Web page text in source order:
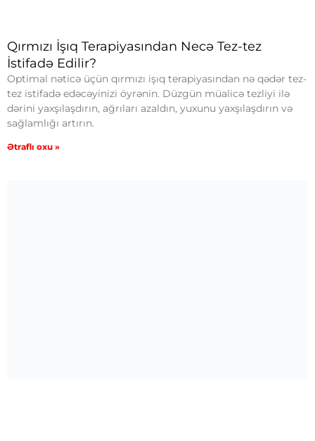
Qırmızı İşıq Terapiyasından Necə Tez-tez
İstifadə Edilir?
Optimal nəticə üçün qırmızı işıq terapiyasından nə qədər tez-
tez istifadə edəcəyinizi öyrənin. Düzgün müalicə tezliyi ilə
dərini yaxşılaşdırın, ağrıları azaldın, yuxunu yaxşılaşdırın və
sağlamlığı artırın.
Ətraflı oxu »